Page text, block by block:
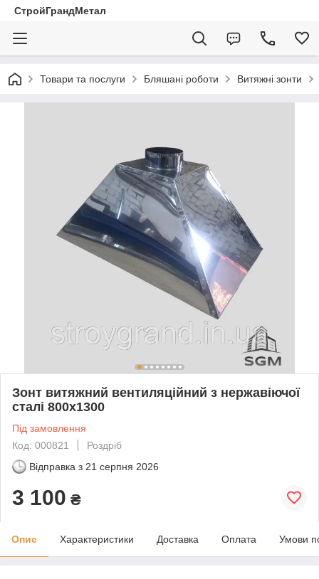
СтройГрандМетал
Товари та послуги Бляшані роботи Витяжні зонти
Зонт витяжний вентиляційний з нержавіючої
сталі 800х1300
Під замовлення
Код: 000821
Роздріб
Відправка з 21 серпня 2026
3 100 ₴
Опис Характеристики Доставка Оплата Умови